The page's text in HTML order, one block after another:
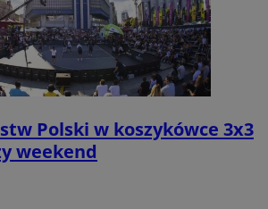
Polski w koszykówce 3x3
weekend